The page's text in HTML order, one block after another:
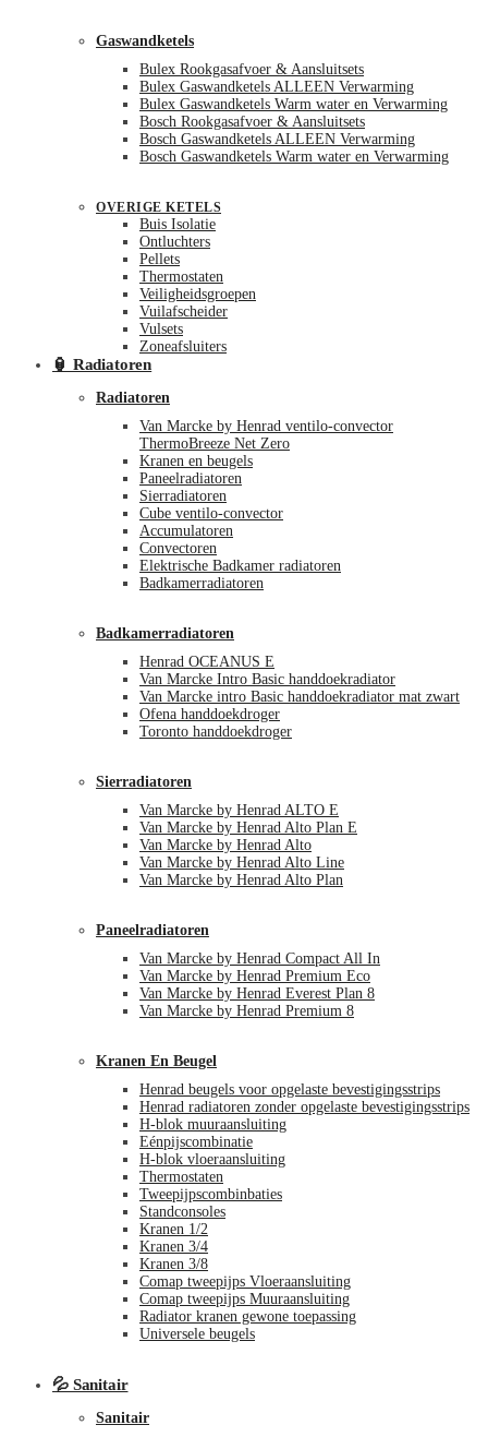
Gaswandketels
Bulex Rookgasafvoer & Aansluitsets
Bulex Gaswandketels ALLEEN Verwarming
Bulex Gaswandketels Warm water en Verwarming
Bosch Rookgasafvoer & Aansluitsets
Bosch Gaswandketels ALLEEN Verwarming
Bosch Gaswandketels Warm water en Verwarming
OVERIGE KETELS
Buis Isolatie
Ontluchters
Pellets
Thermostaten
Veiligheidsgroepen
Vuilafscheider
Vulsets
Zoneafsluiters
🏮 Radiatoren
Radiatoren
Van Marcke by Henrad ventilo-convector
ThermoBreeze Net Zero
Kranen en beugels
Paneelradiatoren
Sierradiatoren
Cube ventilo-convector
Accumulatoren
Convectoren
Elektrische Badkamer radiatoren
Badkamerradiatoren
Badkamerradiatoren
Henrad OCEANUS E
Van Marcke Intro Basic handdoekradiator
Van Marcke intro Basic handdoekradiator mat zwart
Ofena handdoekdroger
Toronto handdoekdroger
Sierradiatoren
Van Marcke by Henrad ALTO E
Van Marcke by Henrad Alto Plan E
Van Marcke by Henrad Alto
Van Marcke by Henrad Alto Line
Van Marcke by Henrad Alto Plan
Paneelradiatoren
Van Marcke by Henrad Compact All In
Van Marcke by Henrad Premium Eco
Van Marcke by Henrad Everest Plan 8
Van Marcke by Henrad Premium 8
Kranen En Beugel
Henrad beugels voor opgelaste bevestigingsstrips
Henrad radiatoren zonder opgelaste bevestigingsstrips
H-blok muuraansluiting
Eénpijscombinatie
H-blok vloeraansluiting
Thermostaten
Tweepijpscombinbaties
Standconsoles
Kranen 1/2
Kranen 3/4
Kranen 3/8
Comap tweepijps Vloeraansluiting
Comap tweepijps Muuraansluiting
Radiator kranen gewone toepassing
Universele beugels
💦 Sanitair
Sanitair